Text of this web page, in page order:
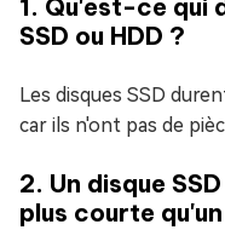
1. Qu'est-ce qui
SSD ou HDD ?
Les disques SSD
car ils n'ont pas de
2. Un disque
plus courte